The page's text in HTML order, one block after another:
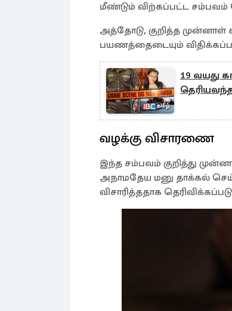
மீண்டும் விற்கப்பட்ட சம்பவம்
அத்தோடு, குறித்த முன்னாள்
பயணத்தைடையும்
19 வயது
வழக்கு விசாரணை
இந்த சம்பவம் குறித்து
அநாமதேய மனு தாக்கல்
விசாரித்ததாக